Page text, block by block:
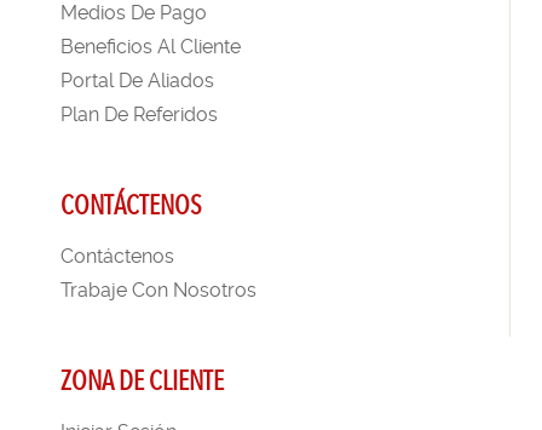
Medios De Pago
Beneficios Al Cliente
Portal De Aliados
Plan De Referidos
CONTÁCTENOS
Contáctenos
Trabaje Con Nosotros
ZONA DE CLIENTE